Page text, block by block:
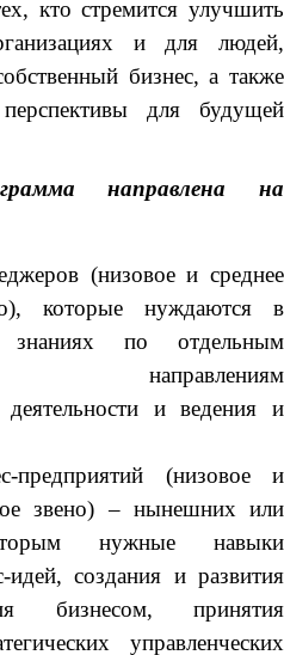
кто стремится улучшить
и для людей,
бизнес, а также
перспективы для будущей
направлена на
(низовое и среднее
которые нуждаются в
знаниях по отдельным
направлениям
деятельности и ведения и
предприятий (низовое и
звено) – нынешних или
нужные навыки
идей, создания и развития
бизнесом, принятия
управленческих